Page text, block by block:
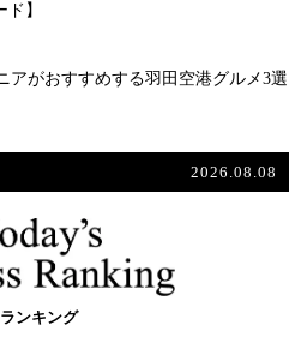
ド】
アがおすすめする羽田空港グルメ3選
2026.08.08
ランキング